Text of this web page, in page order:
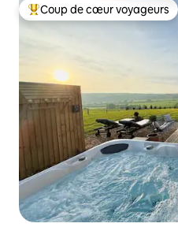
Coups de cœur voyageurs
Coup de cœur voyageurs